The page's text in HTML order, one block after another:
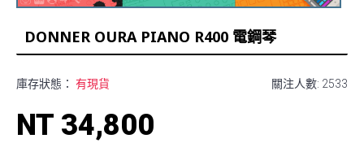
DONNER OURA PIANO R400 電鋼琴
關注人數: 2533
庫存狀態： 有現貨
NT 34,800